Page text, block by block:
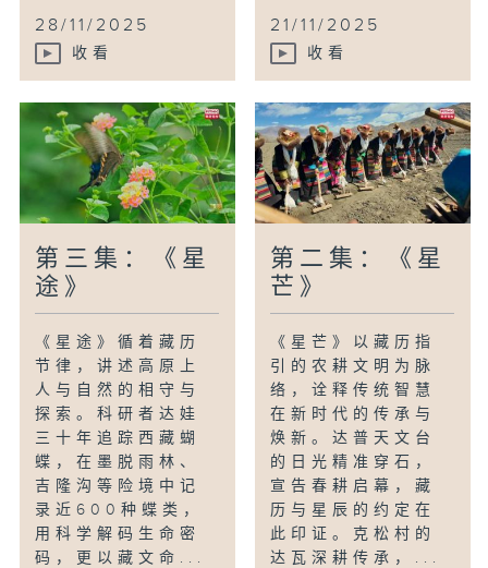
28/11/2025
收看
21/11/2025
收看
第三集：《星
途》
《星途》循着藏历
节律，讲述高原上
人与自然的相守与
探索。科研者达娃
三十年追踪西藏蝴
蝶，在墨脱雨林、
吉隆沟等险境中记
录近600种蝶类，
用科学解码生命密
码，更以藏文命...
第二集：《星
芒》
《星芒》以藏历指
引的农耕文明为脉
络，诠释传统智慧
在新时代的传承与
焕新。达普天文台
的日光精准穿石，
宣告春耕启幕，藏
历与星辰的约定在
此印证。克松村的
达瓦深耕传承，...